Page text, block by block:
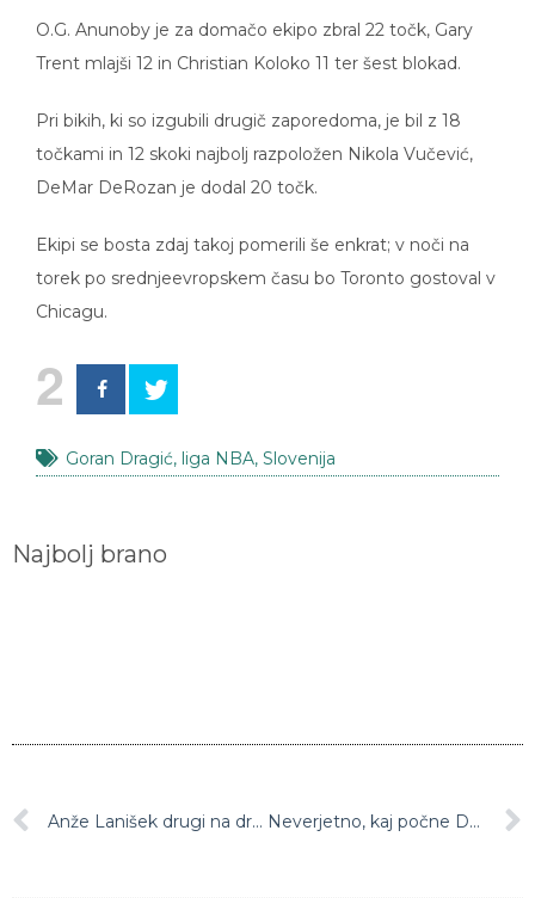
O.G. Anunoby je za domačo ekipo zbral 22 točk, Gary
Trent mlajši 12 in Christian Koloko 11 ter šest blokad.
Pri bikih, ki so izgubili drugič zaporedoma, je bil z 18
točkami in 12 skoki najbolj razpoložen Nikola Vučević,
DeMar DeRozan je dodal 20 točk.
Ekipi se bosta zdaj takoj pomerili še enkrat; v noči na
torek po srednjeevropskem času bo Toronto gostoval v
Chicagu.
2
Goran Dragić, liga NBA, Slovenija
Najbolj brano
Anže Lanišek drugi na drugi tekmi sezone v Wisli, zmaga domačinu Dawidu Kubackemu Neverjetno, kaj počne Dončić: drugi košarkar v zgodovini s takšnim dosežkom